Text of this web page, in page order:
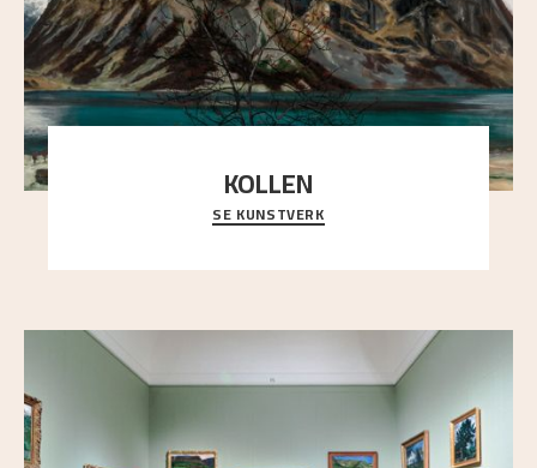
KOLLEN
Et ruvende fjell dominerer bildeflaten, og står i
sterk kontrast til det spinkle rognetreet ute
SE KUNSTVERK